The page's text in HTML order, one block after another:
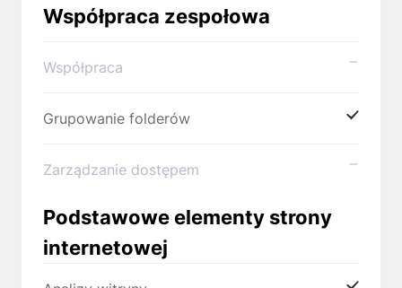
Współpraca zespołowa
Współpraca
Grupowanie folderów
Zarządzanie dostępem
Podstawowe elementy strony
internetowej